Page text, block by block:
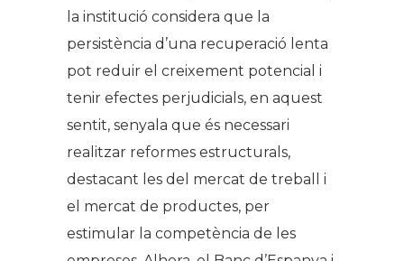
la institució considera que la
persistència d’una recuperació lenta
pot reduir el creixement potencial i
tenir efectes perjudicials, en aquest
sentit, senyala que és necessari
realitzar reformes estructurals,
destacant les del mercat de treball i
el mercat de productes, per
estimular la competència de les